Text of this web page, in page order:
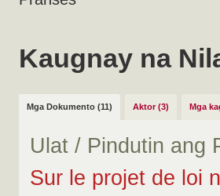
Kaugnay na
Mga Dokumento (11) Aktor (3) Mga
Ulat / Pindutin ang
Sur le projet de loi